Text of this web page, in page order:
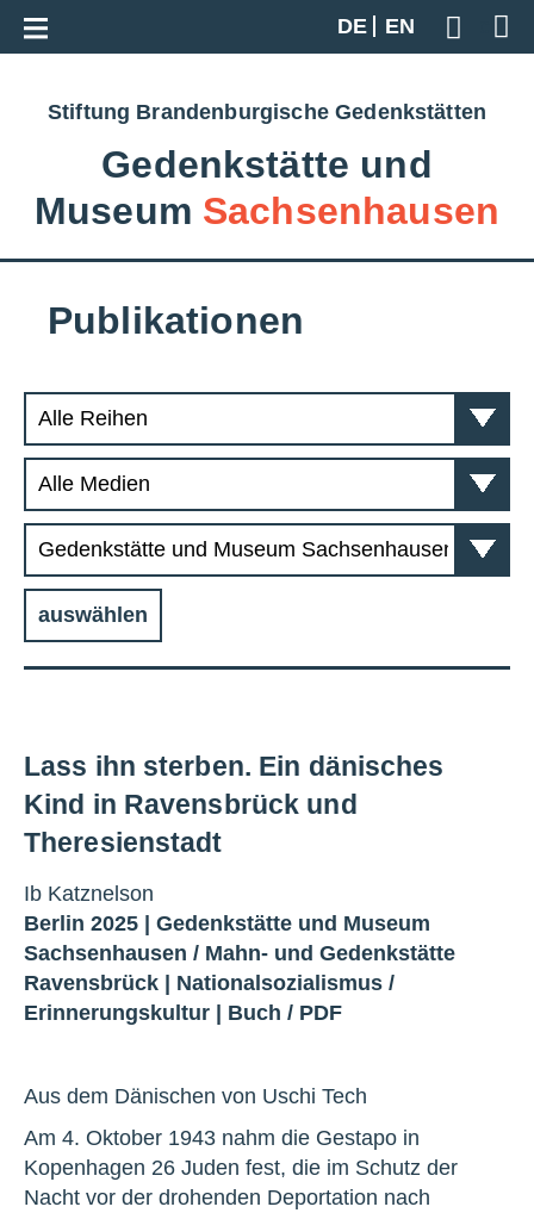
DE
EN
Geben
Zur Gesamtübersicht
Stiftung Brandenburgische Gedenkstätten
Gedenkstätte und
Museum Sachsenhausen
Publikationen
auswählen
Lass ihn sterben. Ein dänisches
Kind in Ravensbrück und
Theresienstadt
Ib Katznelson
Berlin 2025 | Gedenkstätte und Museum
Sachsenhausen / Mahn- und Gedenkstätte
Ravensbrück | Nationalsozialismus /
Erinnerungskultur | Buch / PDF
Aus dem Dänischen von Uschi Tech
Am 4. Oktober 1943 nahm die Gestapo in
Kopenhagen 26 Juden fest, die im Schutz der
Nacht vor der drohenden Deportation nach